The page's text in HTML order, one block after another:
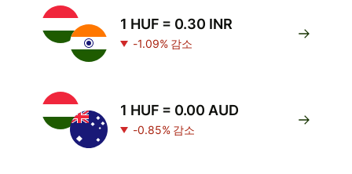
1 HUF = 0.30 INR
-1.09% 감소
1 HUF = 0.00 AUD
-0.85% 감소